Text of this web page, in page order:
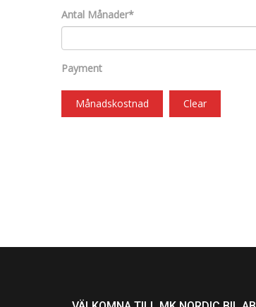
Antal Månader*
Payment
Månadskostnad Clear